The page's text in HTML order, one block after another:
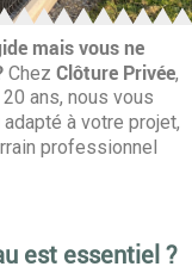
mais vous ne
Chez Clôture Privée,
ans, nous vous
adapté à votre projet,
professionnel
est essentiel ?